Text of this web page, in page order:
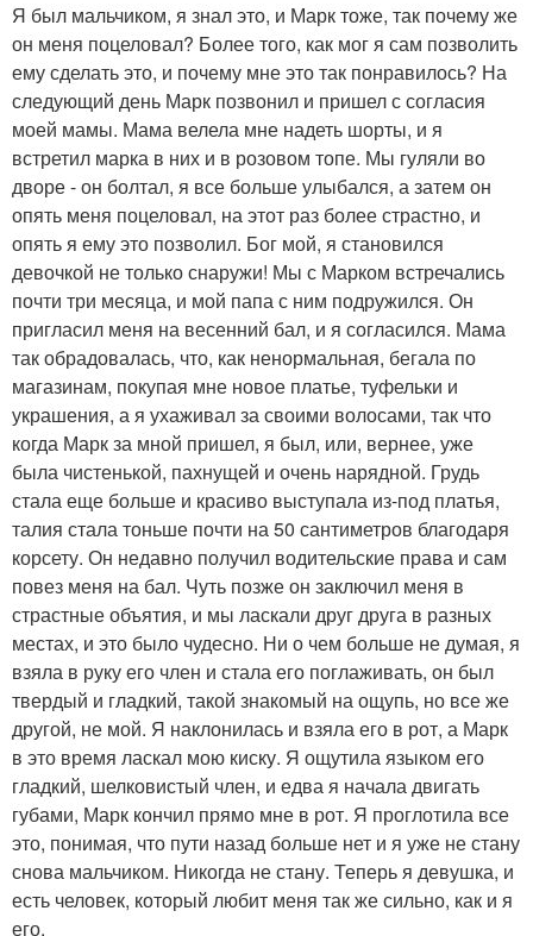
Я был мальчиком, я знал это, и Марк тоже, так почему же
он меня поцеловал? Более того, как мог я сам позволить
ему сделать это, и почему мне это так понравилось? На
следующий день Марк позвонил и пришел с согласия
моей мамы. Мама велела мне надеть шорты, и я
встретил марка в них и в розовом топе. Мы гуляли во
дворе - он болтал, я все больше улыбался, а затем он
опять меня поцеловал, на этот раз более страстно, и
опять я ему это позволил. Бог мой, я становился
девочкой не только снаружи! Мы с Марком встречались
почти три месяца, и мой папа с ним подружился. Он
пригласил меня на весенний бал, и я согласился. Мама
так обрадовалась, что, как ненормальная, бегала по
магазинам, покупая мне новое платье, туфельки и
украшения, а я ухаживал за своими волосами, так что
когда Марк за мной пришел, я был, или, вернее, уже
была чистенькой, пахнущей и очень нарядной. Грудь
стала еще больше и красиво выступала из-под платья,
талия стала тоньше почти на 50 сантиметров благодаря
корсету. Он недавно получил водительские права и сам
повез меня на бал. Чуть позже он заключил меня в
страстные объятия, и мы ласкали друг друга в разных
местах, и это было чудесно. Ни о чем больше не думая, я
взяла в руку его член и стала его поглаживать, он был
твердый и гладкий, такой знакомый на ощупь, но все же
другой, не мой. Я наклонилась и взяла его в рот, а Марк
в это время ласкал мою киску. Я ощутила языком его
гладкий, шелковистый член, и едва я начала двигать
губами, Марк кончил прямо мне в рот. Я проглотила все
это, понимая, что пути назад больше нет и я уже не стану
снова мальчиком. Никогда не стану. Теперь я девушка, и
есть человек, который любит меня так же сильно, как и я
его.